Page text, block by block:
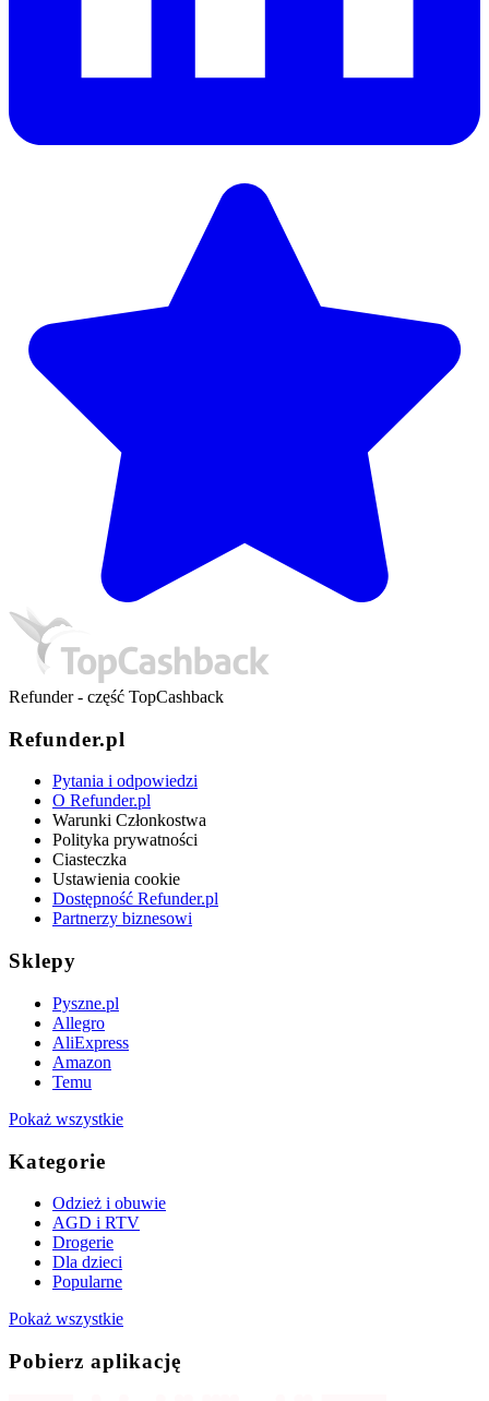
Refunder - część TopCashback
Refunder.pl
Pytania i odpowiedzi
O Refunder.pl
Warunki Członkostwa
Polityka prywatności
Ciasteczka
Ustawienia cookie
Dostępność Refunder.pl
Partnerzy biznesowi
Sklepy
Pyszne.pl
Allegro
AliExpress
Amazon
Temu
Pokaż wszystkie
Kategorie
Odzież i obuwie
AGD i RTV
Drogerie
Dla dzieci
Popularne
Pokaż wszystkie
Pobierz aplikację